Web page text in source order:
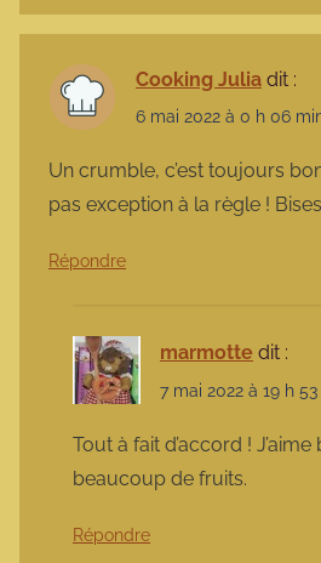
Cooking Julia dit :
6 mai 2022 à 0 h 06
Un crumble, c’est toujours
pas exception à la règle ! Bises
Répondre
marmotte dit :
7 mai 2022 à 19 h
Tout à fait d’accord !
beaucoup de fruits.
Répondre